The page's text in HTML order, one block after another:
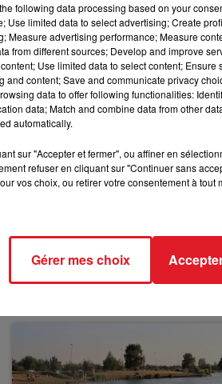
elle vient d'arriver dans
sur sa lancée.
le debut de sa carriére,
des plus interéssant.
04 il a fini 5 éme d'un quinté à
aujourd'hui, il peut
pistes :
- 507 HELIOS D'EURVAD
following data processing based on your
Use limited data to select advertising; Create
Measure advertising performance; Measure
from different sources; Develop and improve
Use limited data to select content;
and content; Save and communicate privacy
data to offer following functionalities:
data; Match and combine data from other
automatically.
sur "Accepter et fermer", ou affiner en
refuser en cliquant sur "Continuer sans
vos choix, ou retirer votre consentement à
Gérer mes choix